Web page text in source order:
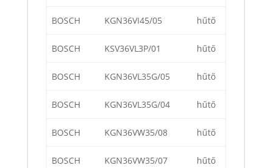
BOSCH KGN36VI45/05 hűtő
BOSCH KSV36VL3P/01 hűtő
BOSCH KGN36VL35G/05 hűtő
BOSCH KGN36VL35G/04 hűtő
BOSCH KGN36VW35/08 hűtő
BOSCH KGN36VW35/07 hűtő